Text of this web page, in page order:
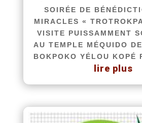
SOIRÉE DE
MIRACLES «
VISITE PUISSAMMENT
AU TEMPLE MÉQUIDO
BOKPOKO YÉLOU
lire plus